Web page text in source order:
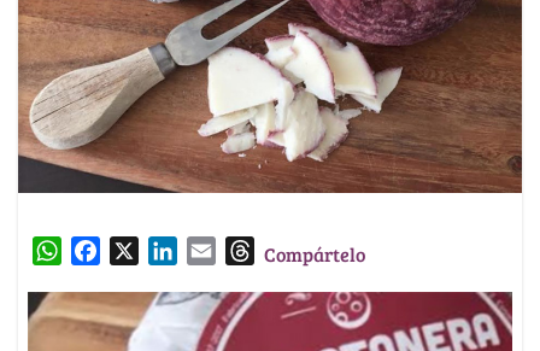
W
a
t
c
e
n
a
i
T
r
Compártelo